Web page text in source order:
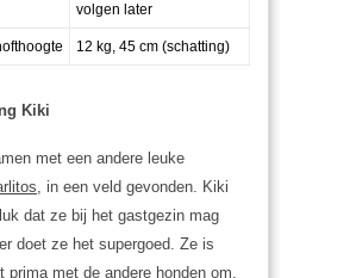
volgen later
12 kg, 45 cm (schatting)
Kiki
met een andere leuke
, in een veld gevonden. Kiki
dat ze bij het gastgezin mag
doet ze het supergoed. Ze is
prima met de andere honden om.